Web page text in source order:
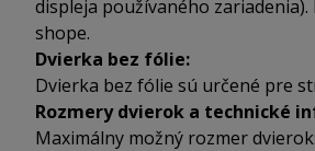
displeja používaného
shope.
Dvierka bez fólie:
Dvierka bez fólie sú určené pre
Rozmery dvierok a technické
Maximálny možný rozmer